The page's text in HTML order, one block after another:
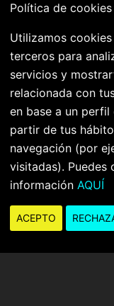
DE TU
28029 Madrid
or
510 250
Política de cookies
Utilizamos
terceros para
servicios y
relacionada con
en base a un perfil
partir de tus
navegación (por
visitadas). Puedes
información AQUÍ
ACEPTO